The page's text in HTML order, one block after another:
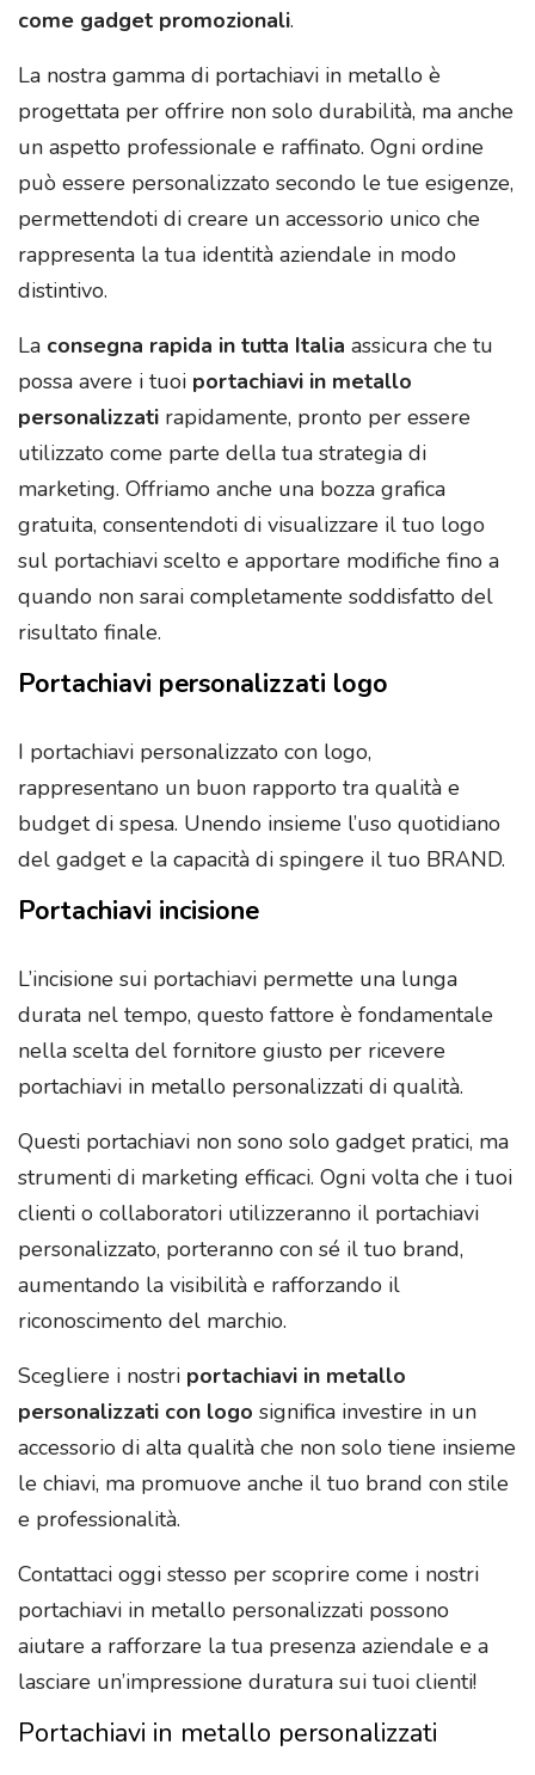
come gadget promozionali.
La nostra gamma di portachiavi in metallo è
progettata per offrire non solo durabilità, ma anche
un aspetto professionale e raffinato. Ogni ordine
può essere personalizzato secondo le tue esigenze,
permettendoti di creare un accessorio unico che
rappresenta la tua identità aziendale in modo
distintivo.
La consegna rapida in tutta Italia assicura che tu
possa avere i tuoi portachiavi in metallo
personalizzati rapidamente, pronto per essere
utilizzato come parte della tua strategia di
marketing. Offriamo anche una bozza grafica
gratuita, consentendoti di visualizzare il tuo logo
sul portachiavi scelto e apportare modifiche fino a
quando non sarai completamente soddisfatto del
risultato finale.
Portachiavi personalizzati logo
I portachiavi personalizzato con logo,
rappresentano un buon rapporto tra qualità e
budget di spesa. Unendo insieme l’uso quotidiano
del gadget e la capacità di spingere il tuo BRAND.
Portachiavi incisione
L’incisione sui portachiavi permette una lunga
durata nel tempo, questo fattore è fondamentale
nella scelta del fornitore giusto per ricevere
portachiavi in metallo personalizzati di qualità.
Questi portachiavi non sono solo gadget pratici, ma
strumenti di marketing efficaci. Ogni volta che i tuoi
clienti o collaboratori utilizzeranno il portachiavi
personalizzato, porteranno con sé il tuo brand,
aumentando la visibilità e rafforzando il
riconoscimento del marchio.
Scegliere i nostri portachiavi in metallo
personalizzati con logo significa investire in un
accessorio di alta qualità che non solo tiene insieme
le chiavi, ma promuove anche il tuo brand con stile
e professionalità.
Contattaci oggi stesso per scoprire come i nostri
portachiavi in metallo personalizzati possono
aiutare a rafforzare la tua presenza aziendale e a
lasciare un’impressione duratura sui tuoi clienti!
Portachiavi in metallo personalizzati